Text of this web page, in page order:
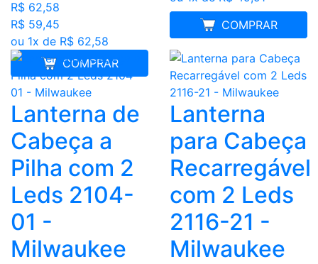
R$ 62,58
R$ 59,45
ou 1x de R$ 62,58
COMPRAR
COMPRAR
MELHOR PREÇO
Lanterna de
Cabeça a
Pilha com 2
Leds 2104-
01 -
Milwaukee
Lanterna
para Cabeça
Recarregável
com 2 Leds
2116-21 -
Milwaukee